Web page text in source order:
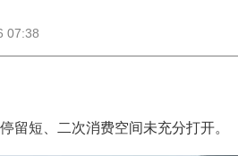
07:38
留短、二次消费空间未充分打开。